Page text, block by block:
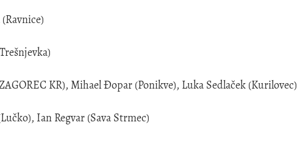
KR), Mihael Đopar (Ponikve), Luka Sedlaček (Kurilovec)
Ian Regvar (Sava Strmec)